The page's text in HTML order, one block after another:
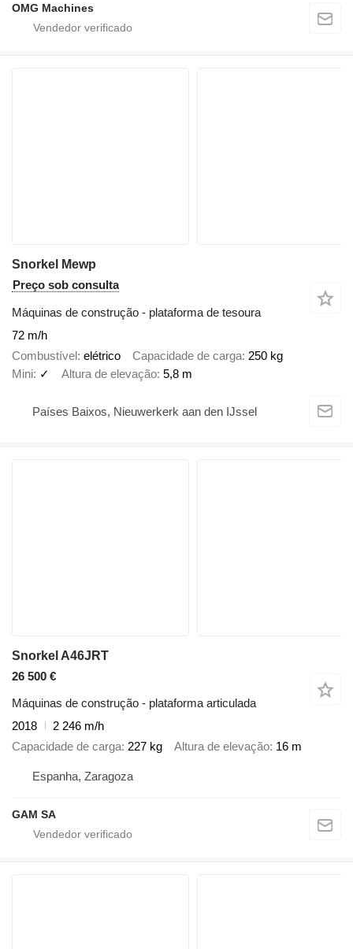
OMG Machines
Snorkel Mewp
Preço sob consulta
Máquinas de construção - plataforma de tesoura
72 m/h
Combustível elétrico Capacidade de carga 250 kg
Mini ✓ Altura de elevação 5,8 m
Países Baixos, Nieuwerkerk aan den IJssel
Snorkel A46JRT
26 500 €
Máquinas de construção - plataforma articulada
2018
2 246 m/h
Capacidade de carga 227 kg Altura de elevação 16 m
Espanha, Zaragoza
GAM SA